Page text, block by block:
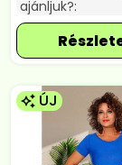
ajánljuk?:
ÚJ